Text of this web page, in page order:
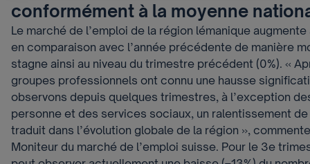
conformément à la moyenne
Le marché de l’emploi de la région lémanique
en comparaison avec l’année précédente de manière
stagne ainsi au niveau du trimestre précédent (0%). «
groupes professionnels ont connu une hausse
observons depuis quelques trimestres, à l’exception
personne et des services sociaux, un ralentissement
traduit dans l’évolution globale de la région »,
Moniteur du marché de l’emploi suisse. Pour le 3e